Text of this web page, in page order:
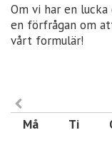
Om vi har en
en förfrågan om
vårt formulär!
Må Ti